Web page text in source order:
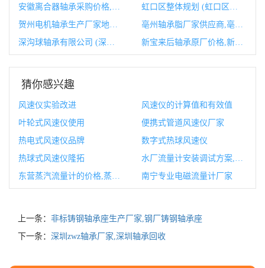
新宝来后轴承原厂价格,新宝来原厂喇叭
猜你感兴趣
风速仪实验改进
风速仪的计算值和有效值
叶轮式风速仪使用
便携式管道风速仪厂家
热电式风速仪品牌
数字式热球风速仪
热球式风速仪隆拓
南宁专业电磁流量计厂家
上一条： 非标铸钢轴承座生产厂家,钢厂铸钢轴承座
下一条： 深圳zwz轴承厂家,深圳轴承回收